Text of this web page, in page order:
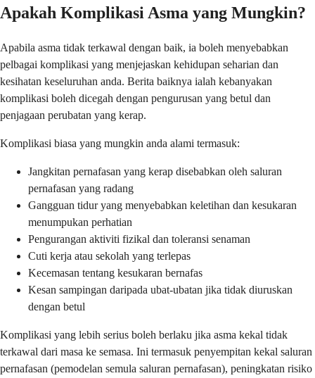
Apakah Komplikasi Asma yang Mungkin?
Apabila asma tidak terkawal dengan baik, ia boleh menyebabkan
pelbagai komplikasi yang menjejaskan kehidupan seharian dan
kesihatan keseluruhan anda. Berita baiknya ialah kebanyakan
komplikasi boleh dicegah dengan pengurusan yang betul dan
penjagaan perubatan yang kerap.
Komplikasi biasa yang mungkin anda alami termasuk:
Jangkitan pernafasan yang kerap disebabkan oleh saluran
pernafasan yang radang
Gangguan tidur yang menyebabkan keletihan dan kesukaran
menumpukan perhatian
Pengurangan aktiviti fizikal dan toleransi senaman
Cuti kerja atau sekolah yang terlepas
Kecemasan tentang kesukaran bernafas
Kesan sampingan daripada ubat-ubatan jika tidak diuruskan
dengan betul
Komplikasi yang lebih serius boleh berlaku jika asma kekal tidak
terkawal dari masa ke semasa. Ini termasuk penyempitan kekal saluran
pernafasan (pemodelan semula saluran pernafasan), peningkatan risiko